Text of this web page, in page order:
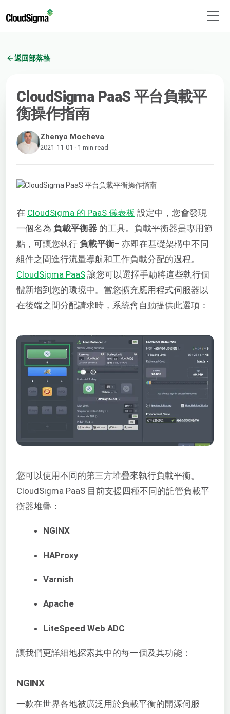
返回部落格
CloudSigma PaaS 平台負載平
衡操作指南
Zhenya Mocheva
2021-11-01 · 1 min read
在 CloudSigma 的 PaaS 儀表板 設定中，您會發現
一個名為 負載平衡器 的工具。負載平衡器是專用節
點，可讓您執行 負載平衡– 亦即在基礎架構中不同
組件之間進行流量導航和工作負載分配的過程。
CloudSigma PaaS 讓您可以選擇手動將這些執行個
體新增到您的環境中。當您擴充應用程式伺服器以
在後端之間分配請求時，系統會自動提供此選項：
您可以使用不同的第三方堆疊來執行負載平衡。
CloudSigma PaaS 目前支援四種不同的託管負載平
衡器堆疊：
NGINX
HAProxy
Varnish
Apache
LiteSpeed Web ADC
讓我們更詳細地探索其中的每一個及其功能：
NGINX
一款在世界各地被廣泛用於負載平衡的開源伺服